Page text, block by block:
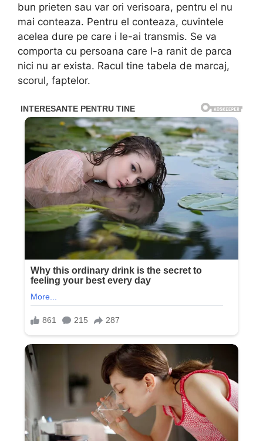
bun prieten sau var ori verisoara, pentru el nu
mai conteaza. Pentru el conteaza, cuvintele
acelea dure pe care i le-ai transmis. Se va
comporta cu persoana care l-a ranit de parca
nici nu ar exista. Racul tine tabela de marcaj,
scorul, faptelor.